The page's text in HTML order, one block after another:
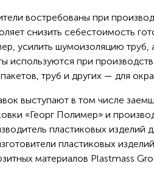
востребованы при
снизить себестоимость
усилить шумоизоляцию труб,
используются при
труб и других — для
выступают в том числе
«Георг Полимер» и
пластиковых изделий
пластиковых
материалов Plastmass